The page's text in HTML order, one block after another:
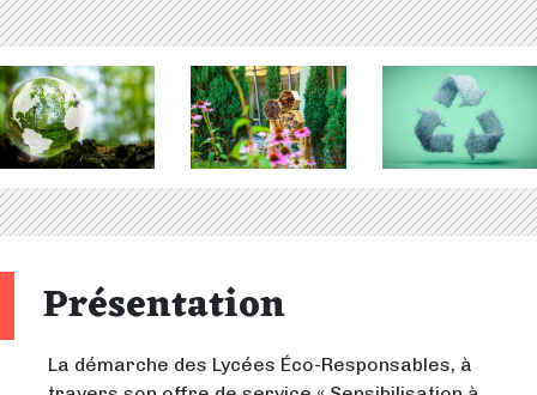
Présentation
La démarche des Lycées Éco-Responsables, à